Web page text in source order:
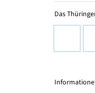
Das